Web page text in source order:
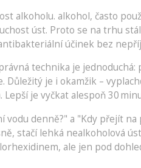
alkoholu. alkohol, často
úst. Proto se na trhu
účinek bez
technika je
Důležitý je i okamžik –
je vyčkat alespoň 30
vodu denně?" a "Kdy přejít
stačí lehká nealkoholová
ale jen pod